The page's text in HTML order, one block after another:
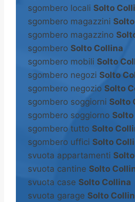
sgombero locali Solto
sgombero magazzini
sgombero magazzino
sgombero Solto Collina
sgombero mobili Solto
sgombero negozi Solto
sgombero negozio Solto
sgombero soggiorni Solto
sgombero soggiorno
sgombero tutto Solto
sgombero uffici Solto
svuota appartamenti
svuota cantine Solto
svuota case Solto Collina
svuota garage Solto